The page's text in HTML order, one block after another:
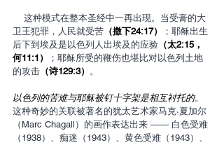
卫王犯罪，人民就受苦 （撒下24:17）
；耶稣出生
后下到埃及是以色列人出埃及的应验 （太2:15，
何11:1）
；耶稣所受的鞭伤也堪比对以色列土地
的攻击 （诗129:3） 。
以色列的苦难与耶稣被钉十字架是相互衬托的。
这种奇妙的关联被著名的犹太艺术家马克·夏加尔
（Marc Chagall）的画作表达出来 —— 白色受难
（1938）、痴迷（1943）、黄色受难（1943）、